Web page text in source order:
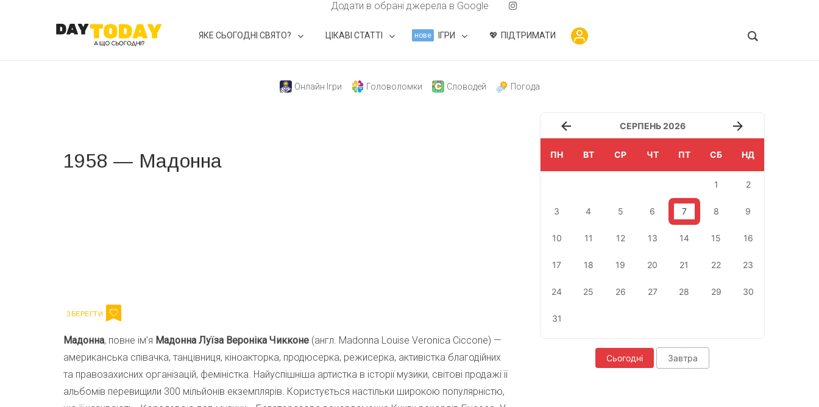
Додати в обрані джерела в Google
ЯКЕ СЬОГОДНІ СВЯТО? ЦІКАВІ СТАТТІ нове ІГРИ ПІДТРИМАТИ
Онлайн Ігри Головоломки Словодей Погода
1958 — Мадонна
Мадонна, повне ім’я Мадонна Луїза Вероніка Чикконе (англ. Madonna Louise Veronica Ciccone) —
американська співачка, танцівниця, кіноакторка, продюсерка, режисерка, активістка благодійних
та правозахисних організацій, феміністка. Найуспішніша артистка в історії музики, світові продажі її
альбомів перевищили 300 мільйонів екземплярів. Користується настільки широкою популярністю,
СЕРПЕНЬ 2026
ПН ВТ СР ЧТ ПТ СБ НД
1 2
3 4 5 6 7 8 9
10 11 12 13 14 15 16
17 18 19 20 21 22 23
24 25 26 27 28 29 30
31
Сьогодні Завтра